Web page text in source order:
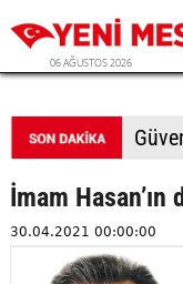
06 AĞUSTOS 2026
İmam
30.04.2021 00:00:00